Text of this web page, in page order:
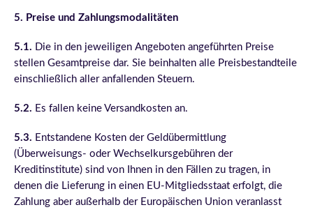
5. Preise und Zahlungsmodalitäten
5.1. Die in den jeweiligen Angeboten angeführten Preise
stellen Gesamtpreise dar. Sie beinhalten alle Preisbestandteile
einschließlich aller anfallenden Steuern.
5.2. Es fallen keine Versandkosten an.
5.3. Entstandene Kosten der Geldübermittlung
(Überweisungs- oder Wechselkursgebühren der
Kreditinstitute) sind von Ihnen in den Fällen zu tragen, in
denen die Lieferung in einen EU-Mitgliedsstaat erfolgt, die
Zahlung aber außerhalb der Europäischen Union veranlasst